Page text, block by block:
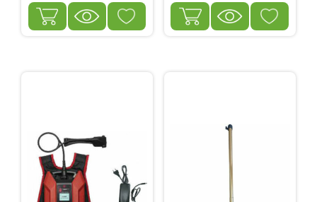
ΕΔΑΦΟΥΣ 12VDC